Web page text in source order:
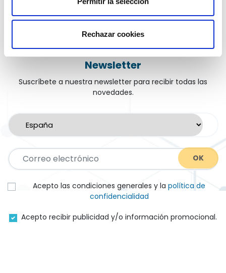
Rechazar cookies
Newsletter
Suscríbete a nuestra newsletter para recibir todas las
novedades.
OK
Acepto las condiciones generales y la política de
confidencialidad
Acepto recibir publicidad y/o información promocional.